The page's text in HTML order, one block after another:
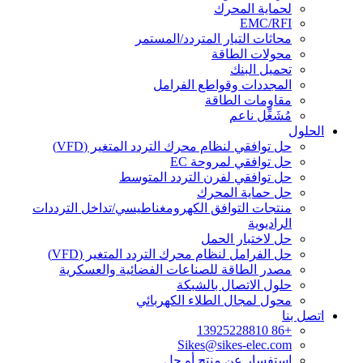
لحماية المحرك
EMC/RFI
محاثات التيار المتردد/المستمر
محولات الطاقة
تحميل البنك
المجددات وقواطع الفرامل
مقاومات الطاقة
مُشَغِّل ناعم
الحلول
حل توافقي لنظام محرك التردد المتغير (VFD)
حل توافقي لمروحة EC
حل توافقي لفرن التردد المتوسط
حل حماية المحرك
منتجات التوافق الكهرومغناطيسي/تداخل الترددات
الراديوية
حل لاختبار الحمل
حل الفرامل لنظام محرك التردد المتغير (VFD)
مصدر الطاقة للصناعات الفضائية والعسكرية
حلول الاتصال بالشبكة
محول لمجال الطلاء الكهربائي
اتصل بنا
+86 13925228810
Sikes@sikes-elec.com